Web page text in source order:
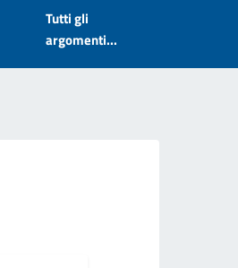
Tutti gli
argomenti...